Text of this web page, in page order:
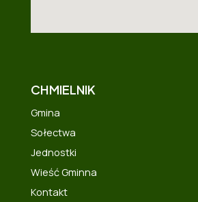
CHMIELNIK
Gmina
Sołectwa
Jednostki
Wieść Gminna
Kontakt